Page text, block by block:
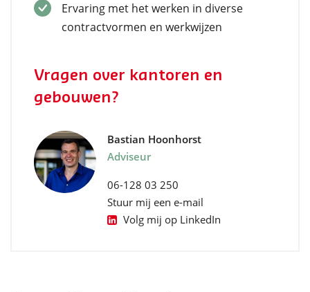
Ervaring met het werken in diverse
contractvormen en werkwijzen
Vragen over kantoren en
gebouwen?
Bastian Hoonhorst
Adviseur
06-128 03 250
Stuur mij een e-mail
Volg mij op LinkedIn